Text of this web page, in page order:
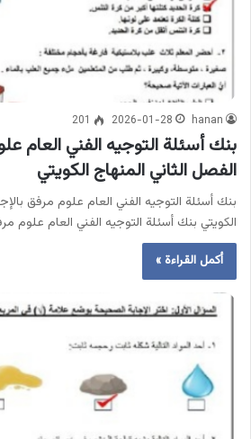
hanan
2026-01-28
201
بنك أسئلة التوجيه الفني العام
الفصل الثاني المنهاج الكويتي
بنك أسئلة التوجيه الفني العام علوم مرفق
الكويتي بنك أسئلة التوجيه الفني العام علوم
أكمل القراءة »